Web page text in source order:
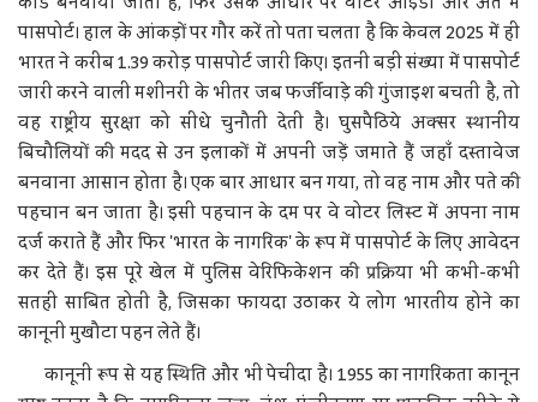
पासपोर्ट। हाल के आंकड़ों पर गौर करें तो पता चलता है कि केवल 2025 में ही
भारत ने करीब 1.39 करोड़ पासपोर्ट जारी किए। इतनी बड़ी संख्या में पासपोर्ट
जारी करने वाली मशीनरी के भीतर जब फर्जीवाड़े की गुंजाइश बचती है, तो
वह राष्ट्रीय सुरक्षा को सीधे चुनौती देती है। घुसपैठिये अक्सर स्थानीय
बिचौलियों की मदद से उन इलाकों में अपनी जड़ें जमाते हैं जहाँ दस्तावेज
बनवाना आसान होता है। एक बार आधार बन गया, तो वह नाम और पते की
पहचान बन जाता है। इसी पहचान के दम पर वे वोटर लिस्ट में अपना नाम
दर्ज कराते हैं और फिर 'भारत के नागरिक' के रूप में पासपोर्ट के लिए आवेदन
कर देते हैं। इस पूरे खेल में पुलिस वेरिफिकेशन की प्रक्रिया भी कभी-कभी
सतही साबित होती है, जिसका फायदा उठाकर ये लोग भारतीय होने का
कानूनी मुखौटा पहन लेते हैं।
कानूनी रूप से यह स्थिति और भी पेचीदा है। 1955 का नागरिकता कानून